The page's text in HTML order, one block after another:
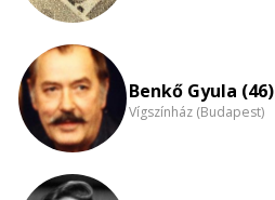
Benkő Gyula (46)
Vígszínház (Budapest)